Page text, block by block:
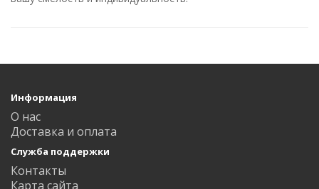
Информация
О нас
Доставка и оплата
Служба поддержки
Контакты
Карта сайта